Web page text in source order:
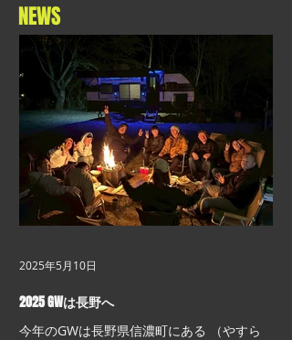
NEWS
2025 GWは長野へ
今年のGWは長野県信濃町にある （やすら
2025年5月10日